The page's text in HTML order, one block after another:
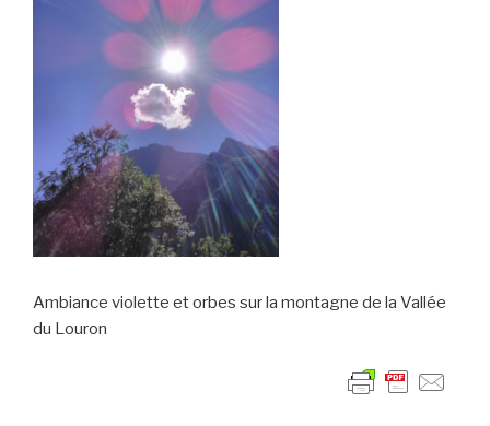
Ambiance violette et orbes sur la montagne de la Vallée
du Louron